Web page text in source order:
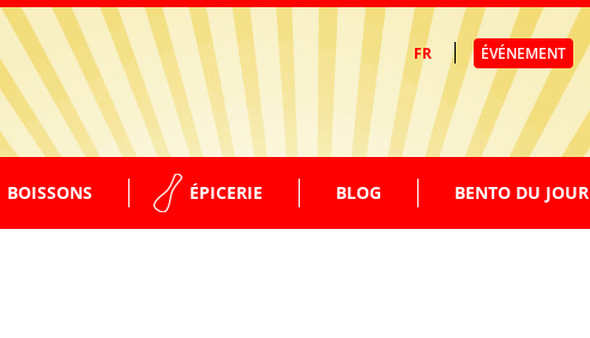
FR ÉVÉNEMENT
BOISSONS ÉPICERIE BLOG BENTO DU JOUR